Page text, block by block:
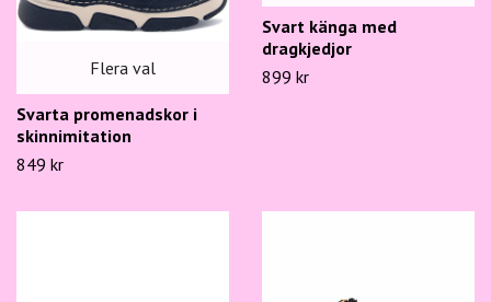
Flera val
Svarta promenadskor i
skinnimitation
849 kr
Svart känga med
dragkjedjor
899 kr